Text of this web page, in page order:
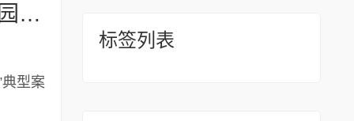
转发《河南省工业和信息化厅 河南省生态环境厅关于组织开展“无废园区”“无废企业”典型案例征集工作的通知》
型案
标签列表